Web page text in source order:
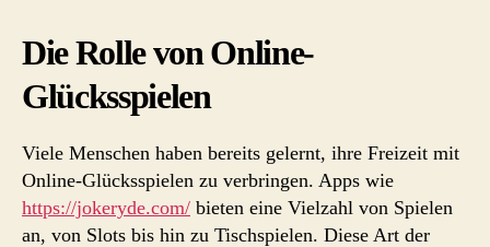
Die Rolle von Online-
Glücksspielen
Viele Menschen haben bereits gelernt, ihre Freizeit mit
Online-Glücksspielen zu verbringen. Apps wie
https://jokeryde.com/ bieten eine Vielzahl von Spielen
an, von Slots bis hin zu Tischspielen. Diese Art der